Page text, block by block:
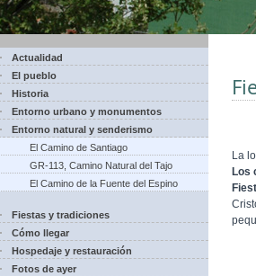
Actualidad
El pueblo
Historia
Entorno urbano y monumentos
Entorno natural y senderismo
El Camino de Santiago
GR-113, Camino Natural del Tajo
El Camino de la Fuente del Espino
Fiestas y tradiciones
Cómo llegar
Hospedaje y restauración
Fotos de ayer
La
Los